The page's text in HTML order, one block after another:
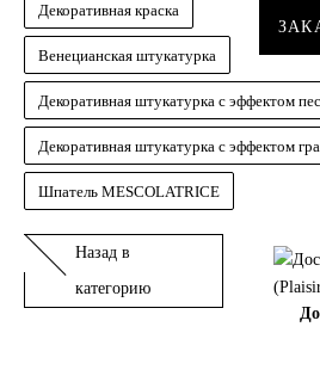
Декоративная краска
Венецианская штукатурка
Декоративная штукатурка с эффектом
Декоративная штукатурка с эффектом
Шпатель MESCOLATRICE
Назад в
категорию